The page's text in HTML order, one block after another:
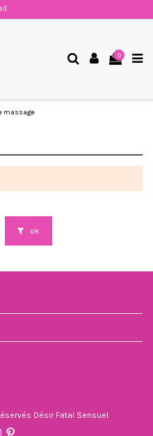
0
massage
ok
Désir Fatal Sensuel